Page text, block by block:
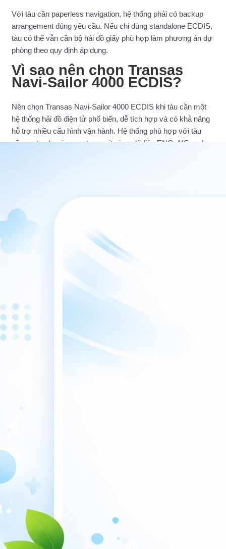
Với tàu cần paperless navigation, hệ thống phải có backup
arrangement đúng yêu cầu. Nếu chỉ dùng standalone ECDIS,
tàu có thể vẫn cần bộ hải đồ giấy phù hợp làm phương án dự
phòng theo quy định áp dụng.
Vì sao nên chọn Transas
Navi-Sailor 4000 ECDIS?
Nên chọn Transas Navi-Sailor 4000 ECDIS khi tàu cần một
hệ thống hải đồ điện tử phổ biến, dễ tích hợp và có khả năng
hỗ trợ nhiều cấu hình vận hành. Hệ thống phù hợp với tàu
cần route planning, route monitoring, dữ liệu ENC, AIS, radar
được cấu hình đúng, hệ thống giúp thuyền viên theo dõi hành
trình, quản lý hải đồ điện tử và nâng cao nhận biết tình huống
trên buồng lái.
Nếu bạn có thắc mắc vui lòng liên hệ với Hotline
0386.001.001 hoặc 0974.051.444 để được giải đáp chi tiết.
FAQ
Transas Navi-Sailor 4000 ECDIS là thiết bị gì?
Transas Navi-Sailor 4000 ECDIS là hệ thống hải đồ điện tử
dùng để hiển thị ENC, tích hợp dữ liệu cảm biến hàng hải và